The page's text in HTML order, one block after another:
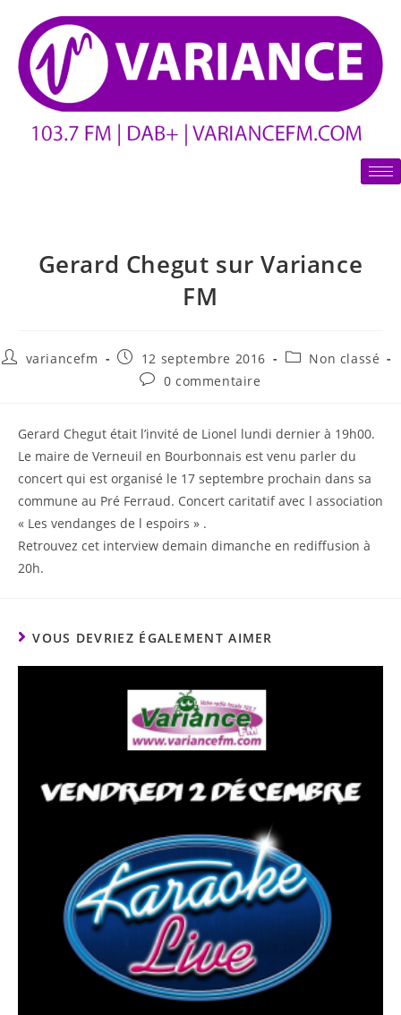
Gerard Chegut sur Variance
FM
variancefm 12 septembre 2016
Non classé
0 commentaire
Gerard Chegut était l’invité de Lionel lundi dernier à 19h00.
Le maire de Verneuil en Bourbonnais est venu parler du
concert qui est organisé le 17 septembre prochain dans sa
commune au Pré Ferraud. Concert caritatif avec l association
« Les vendanges de l espoirs » .
Retrouvez cet interview demain dimanche en rediffusion à
20h.
VOUS DEVRIEZ ÉGALEMENT AIMER